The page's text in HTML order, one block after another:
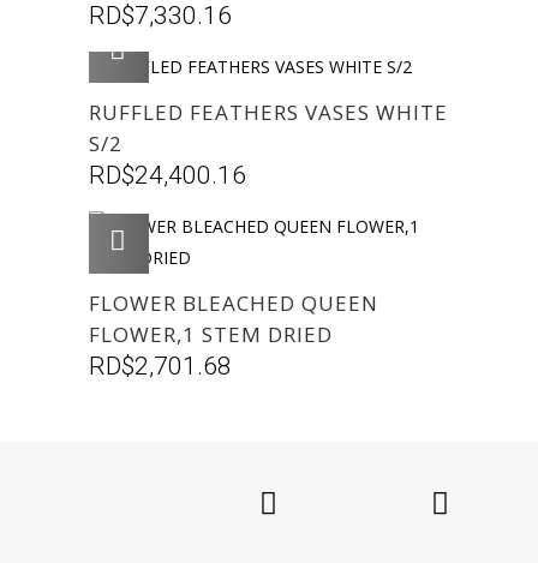
RD$7,330.16
RUFFLED FEATHERS VASES WHITE
S/2
RD$24,400.16
FLOWER BLEACHED QUEEN
FLOWER,1 STEM DRIED
RD$2,701.68